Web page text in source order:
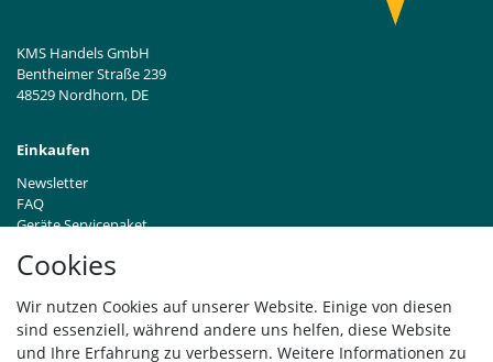
Cookies
Wir nutzen Cookies auf unserer Website. Einige von diesen
sind essenziell, während andere uns helfen, diese Website
und Ihre Erfahrung zu verbessern. Weitere Informationen zu
KMS Handels GmbH
Bentheimer Straße 239
48529 Nordhorn, DE
Einkaufen
Newsletter
FAQ
Geräte Servicepaket
Händleranfragen B2B
Widerrufsrecht
Vertrag widerrufen